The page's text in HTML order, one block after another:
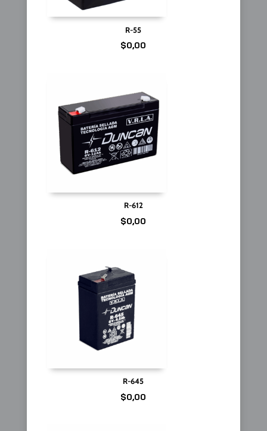
R-55
$0,00
R-612
$0,00
R-645
$0,00